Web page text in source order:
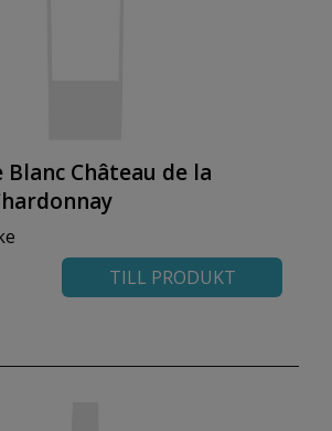
Château de la
TILL PRODUKT